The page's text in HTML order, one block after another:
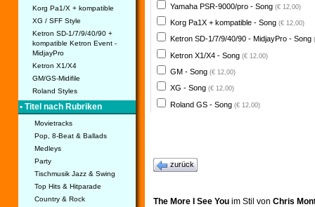
Korg Pa1/X + kompatible
XG / SFF Style
Ketron SD-1/7/9/40/90 +
kompatible Ketron Event -
MidjayPro
Ketron X1/X4
GM/GS-Midifile
Roland Styles
• Titel nach Rubriken
Movietracks
Pop, 8-Beat & Ballads
Medleys
Party
Tischmusik Jazz & Swing
Top Hits & Hitparade
Country & Rock
Yamaha PSR-9000/pro - Song (€ 12,00)
Korg Pa1X + kompatible - Song (€ 12,00)
Ketron SD-1/7/9/40/90 - MidjayPro - Song
Ketron X1/X4 - Song (€ 12,00)
GM - Song (€ 12,00)
XG - Song (€ 12,00)
Roland GS - Song (€ 12,00)
zurück
The More I See Youim Stil von Chris